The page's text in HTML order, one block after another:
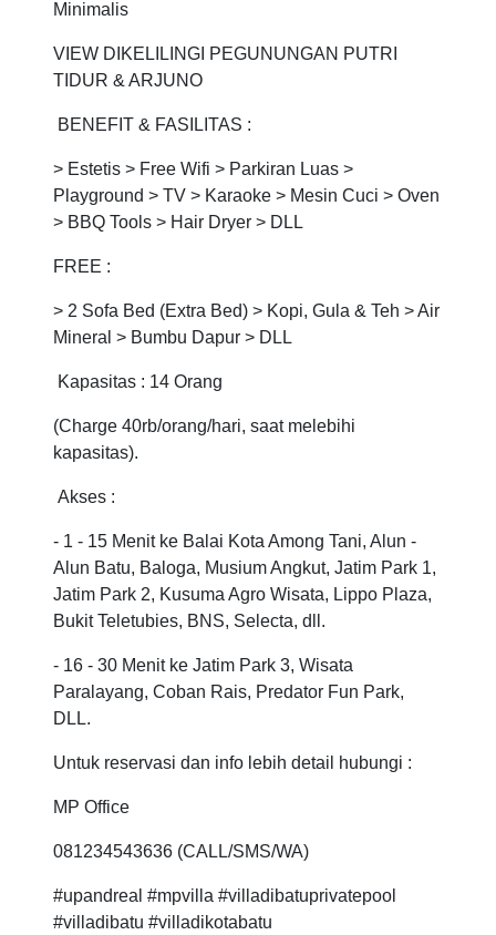
Minimalis
VIEW DIKELILINGI PEGUNUNGAN PUTRI
TIDUR & ARJUNO
BENEFIT & FASILITAS :
> Estetis > Free Wifi > Parkiran Luas >
Playground > TV > Karaoke > Mesin Cuci > Oven
> BBQ Tools > Hair Dryer > DLL
FREE :
> 2 Sofa Bed (Extra Bed) > Kopi, Gula & Teh > Air
Mineral > Bumbu Dapur > DLL
Kapasitas : 14 Orang
(Charge 40rb/orang/hari, saat melebihi
kapasitas).
Akses :
- 1 - 15 Menit ke Balai Kota Among Tani, Alun -
Alun Batu, Baloga, Musium Angkut, Jatim Park 1,
Jatim Park 2, Kusuma Agro Wisata, Lippo Plaza,
Bukit Teletubies, BNS, Selecta, dll.
- 16 - 30 Menit ke Jatim Park 3, Wisata
Paralayang, Coban Rais, Predator Fun Park,
DLL.
Untuk reservasi dan info lebih detail hubungi :
MP Office
081234543636 (CALL/SMS/WA)
#upandreal #mpvilla #villadibatuprivatepool
#villadibatu #villadikotabatu